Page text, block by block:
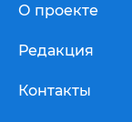
О проекте
Редакция
Контакты